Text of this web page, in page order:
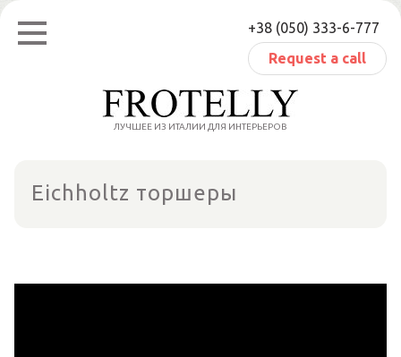
Skip
content
+38 (050) 333-6-777
Request a call
ЛУЧШЕЕ ИЗ ИТАЛИИ ДЛЯ ИНТЕРЬЕРОВ
Eichholtz торшеры